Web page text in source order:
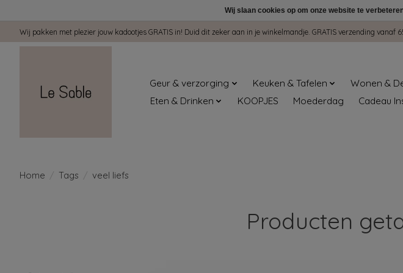
Wij pakken met plezier jouw kadootjes GRATIS in! Duid dit zeker aan in je winkelmandje. GRATIS verzending vanaf
Geur & verzorging Keuken & Tafelen Wonen &
Eten & Drinken
KOOPJES Moederdag Cadeau
Home / Tags / veel liefs
Producten
Wij slaan cookies op om onze website te